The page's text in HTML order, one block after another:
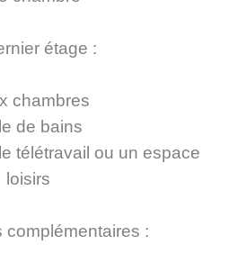
étage :
chambres
de bains
télétravail ou un espace
loisirs
complémentaires :